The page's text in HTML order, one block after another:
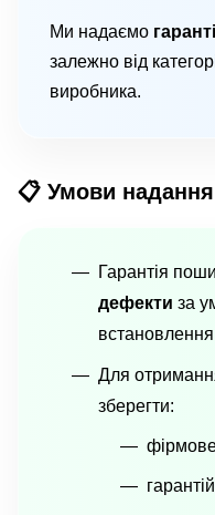
Ми надаємо
залежно від
виробника.
📋 Умови надання
Гарантія
дефекти за
встановлення
Для
зберегти: